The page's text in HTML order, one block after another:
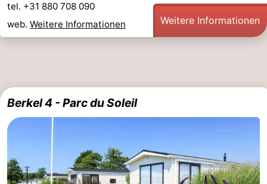
trinken
Praktisch
-
Parken
Reisebuchshop
Adressen
Region
tel. +31 880 708 090
web. Weitere Informationen Weitere Informationen
Berkel 4 - Parc du Soleil